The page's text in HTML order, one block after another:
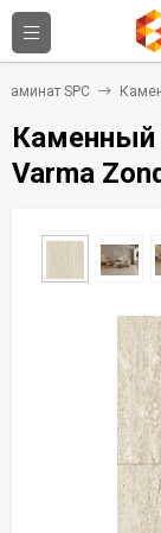
Ламинат SPC
Каменный
Varma